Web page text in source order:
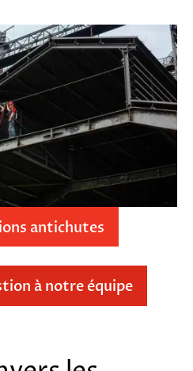
antichutes
à notre équipe